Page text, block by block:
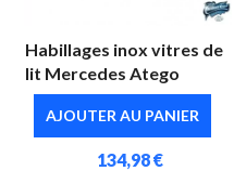
Habillages inox vitres de
lit Mercedes Atego
AJOUTER AU PANIER
134,98 €